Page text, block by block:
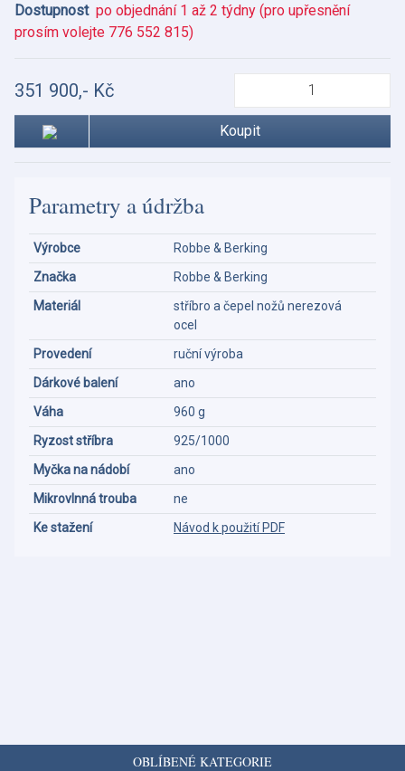
Dostupnost po objednání 1 až 2 týdny (pro upřesnění
prosím volejte 776 552 815)
351 900,- Kč
Koupit
Parametry a údržba
Výrobce
Robbe & Berking
Značka
Robbe & Berking
Materiál
stříbro a čepel nožů nerezová
ocel
Provedení
ruční výroba
Dárkové balení
ano
Váha
960 g
Ryzost stříbra
925/1000
Myčka na nádobí
ano
Mikrovlnná trouba
ne
Ke stažení
Návod k použití PDF
OBLÍBENÉ KATEGORIE